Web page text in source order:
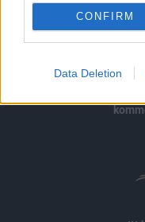
CONFIRM
Data Deletion
©